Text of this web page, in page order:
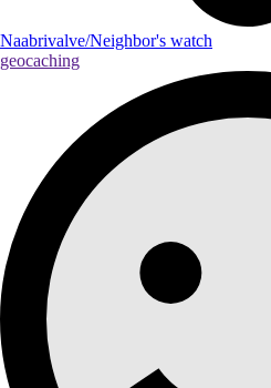
Naabrivalve/Neighbor's watch
geocaching